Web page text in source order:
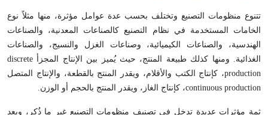
تتنوع منظومات التصنيع وتختلف بحسب عدة عوامل مؤثرة، منها مثلاً نوع
الخامات المستخدمة في نظام التصنيع كالصناعات المعدنية، والصناعات
الهندسية، والصناعات الكيميائية، وصناعات الغزل والنسيج، والصناعات
الغذائية. ومنها كذلك طبيعة المنتج، حيث يُميز بين الإنتاج المجزأ discrete
production، كإنتاج الكتب والأقلام، ويقدر المنتج بالقطعة، والإنتاج المتصل
continuous production، كإنتاج الغاز، ويقدر المنتج بالحجم أو الوزن.
ثمة مؤثرات عديدة تدخل في تصنيف منظومات التصنيع غير ما ذُكر، ويعد